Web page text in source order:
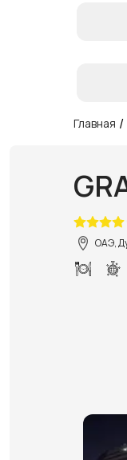
Главная /
ОАЭ,